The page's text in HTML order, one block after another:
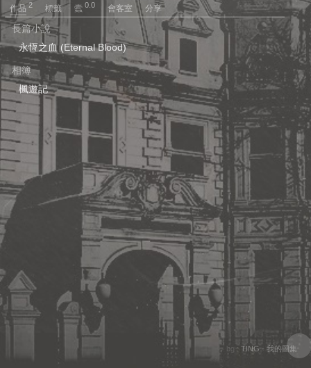
在此也歡迎各位來我的Instagram或我的噗浪 找我聊天wwwww
作品 2 標籤 0.0 會客室 分享
長篇小說
永恆之血 (Eternal Blood)
相簿
楓遊記
bg : TING - 我的圖集